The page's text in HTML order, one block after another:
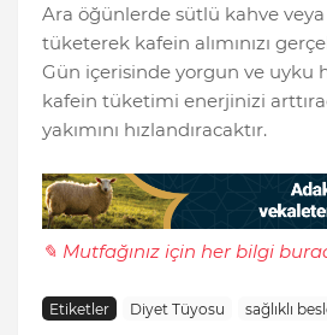
Ara öğünlerde sütlü kahve
tüketerek kafein alımınızı
Gün içerisinde yorgun ve uyku
kafein tüketimi enerjinizi
yakımını hızlandıracaktır.
✎ Mutfağınız için her bilgi
Etiketler Diyet Tüyosu sağlıklı